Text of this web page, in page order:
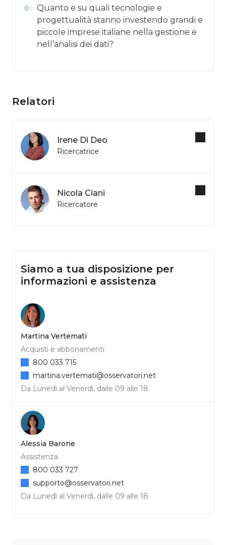
Quanto e su quali tecnologie e
progettualità stanno investendo grandi e
piccole imprese italiane nella gestione e
nell’analisi dei dati?
Relatori
Irene Di Deo
Ricercatrice
Nicola Ciani
Ricercatore
Siamo a tua disposizione per
informazioni e assistenza
Martina Vertemati
Acquisti e abbonamenti
Da Lunedì al Venerdì, dalle 09 alle 18
800 033 715
martina.vertemati@osservatori.net
Alessia Barone
Assistenza
Da Lunedì al Venerdì, dalle 09 alle 18
800 033 727
supporto@osservatori.net